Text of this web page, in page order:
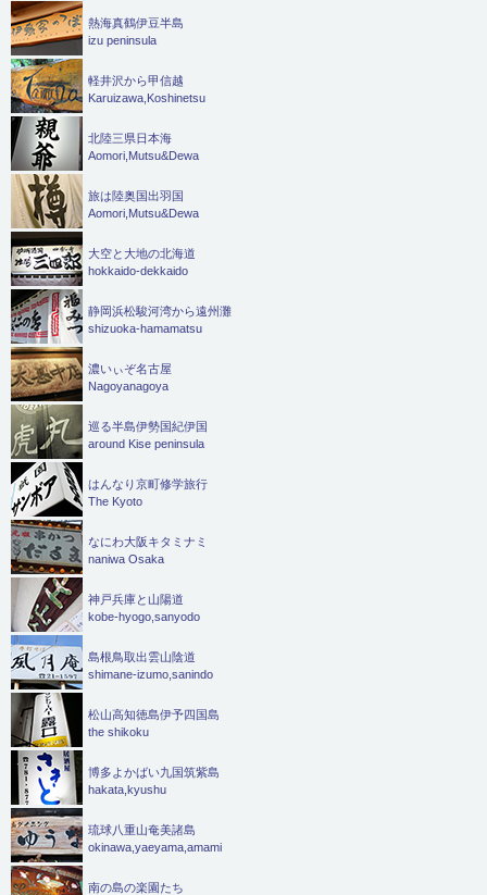
熱海真鶴伊豆半島
izu peninsula
軽井沢から甲信越
Karuizawa,Koshinetsu
北陸三県日本海
Aomori,Mutsu&Dewa
旅は陸奥国出羽国
Aomori,Mutsu&Dewa
大空と大地の北海道
hokkaido-dekkaido
静岡浜松駿河湾から遠州灘
shizuoka-hamamatsu
濃いぃぞ名古屋
Nagoyanagoya
巡る半島伊勢国紀伊国
around Kise peninsula
はんなり京町修学旅行
The Kyoto
なにわ大阪キタミナミ
naniwa Osaka
神戸兵庫と山陽道
kobe-hyogo,sanyodo
島根鳥取出雲山陰道
shimane-izumo,sanindo
松山高知徳島伊予四国島
the shikoku
博多よかばい九国筑紫島
hakata,kyushu
琉球八重山奄美諸島
okinawa,yaeyama,amami
南の島の楽園たち